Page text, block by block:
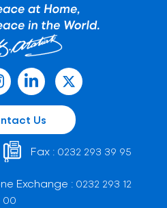
Us
Fax : 0232 293 39 95
Exchange : 0232 293 12
00